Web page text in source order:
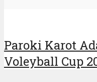
Paroki Karot
Voleyball Cup